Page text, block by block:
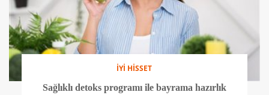
İYİ HİSSET
Sağlıklı detoks programı ile bayrama hazırlık